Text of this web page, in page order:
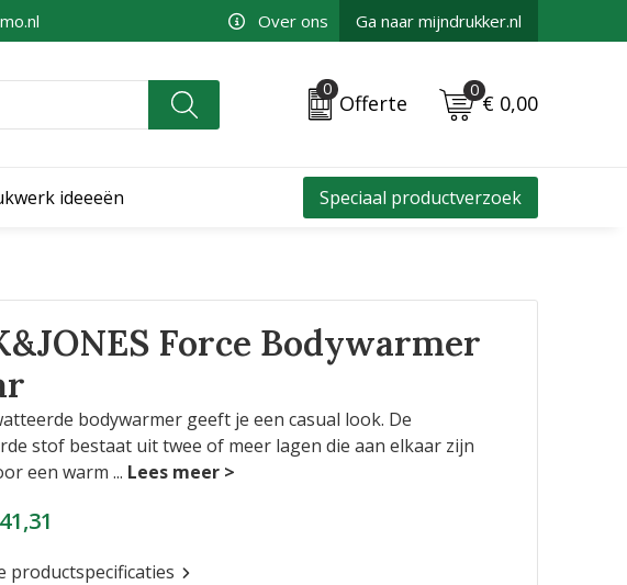
Over ons Ga naar mijndrukker.nl
0
Offerte
0
€ 0,00
ideeeën Speciaal productverzoek
Force Bodywarmer
bodywarmer geeft je een casual look. De
stof bestaat uit twee of meer lagen die aan elkaar zijn
een warm ...
productspecificaties